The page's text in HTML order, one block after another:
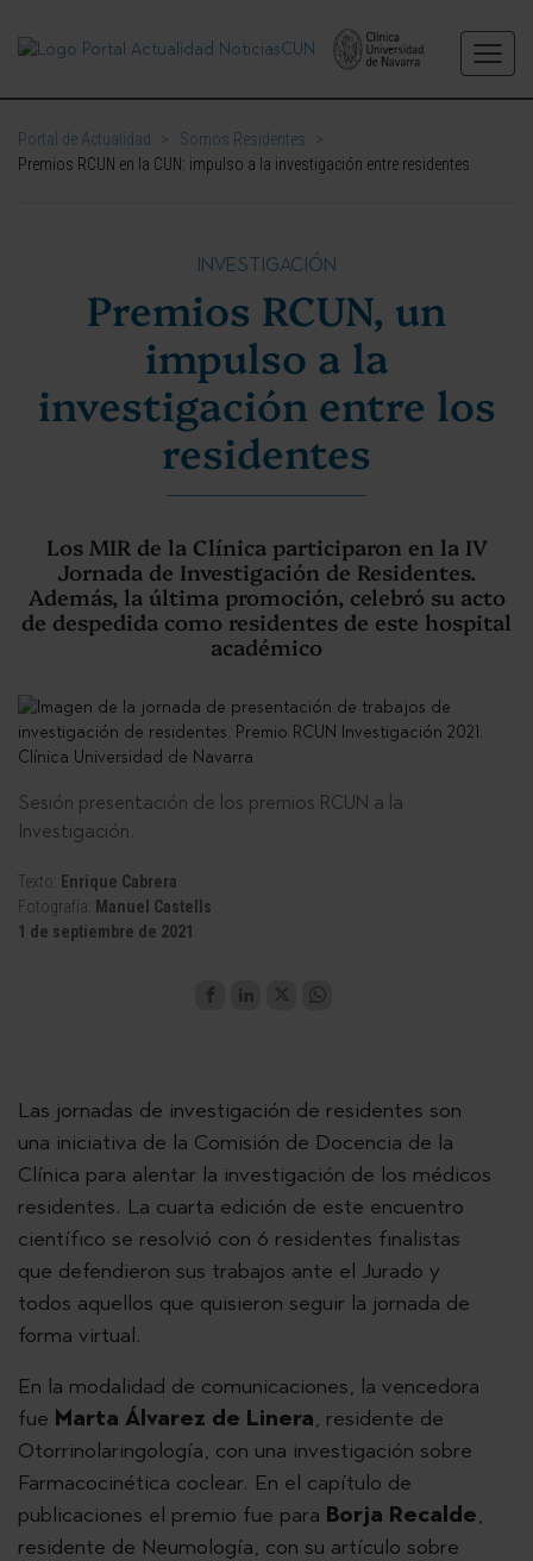
Portal de Actualidad > Somos Residentes
>
Premios RCUN en la CUN: impulso a la investigación entre residentes
INVESTIGACIÓN
Premios RCUN, un
impulso a la
investigación entre los
residentes
Los MIR de la Clínica participaron en la IV
Jornada de Investigación de Residentes.
Además, la última promoción, celebró su acto
de despedida como residentes de este hospital
académico
Sesión presentación de los premios RCUN a la
Investigación.
Texto:
Enrique Cabrera
Fotografía:
Manuel Castells
1 de septiembre de 2021
Las jornadas de investigación de residentes son
una iniciativa de la Comisión de Docencia de la
Clínica para alentar la investigación de los médicos
residentes. La cuarta edición de este encuentro
científico se resolvió con 6 residentes finalistas
que defendieron sus trabajos ante el Jurado y
todos aquellos que quisieron seguir la jornada de
forma virtual.
En la modalidad de comunicaciones, la vencedora
fue Marta Álvarez de Linera, residente de
Otorrinolaringología, con una investigación sobre
Farmacocinética coclear. En el capítulo de
publicaciones el premio fue para Borja Recalde,
residente de Neumología, con su artículo sobre